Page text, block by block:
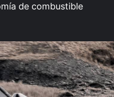
de combustible